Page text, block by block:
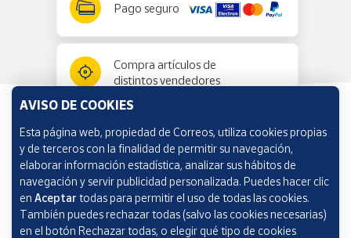
Pago seguro
Compra artículos de
distintos vendedores
Información y ayuda
Correos Market
AVISO DE COOKIES
Esta página web, propiedad de Correos, utiliza cookies propias
y de terceros con la finalidad de permitir su navegación,
elaborar información estadística, analizar sus hábitos de
navegación y servir publicidad personalizada. Puedes hacer clic
en Aceptar todas para permitir el uso de todas las cookies.
También puedes rechazar todas (salvo las cookies necesarias)
en el botón Rechazar todas, o elegir qué tipo de cookies